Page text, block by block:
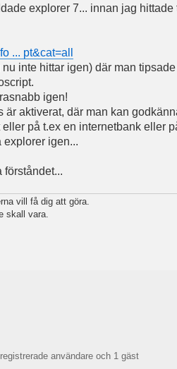
explorer 7... innan jag hittade
... pt&cat=all
inte hittar igen) där man
igen!
är aktiverat, där man kan
på t.ex en internetbank eller
explorer igen...
förståndet...
vill få dig att göra.
skall vara.
användare och 1 gäst